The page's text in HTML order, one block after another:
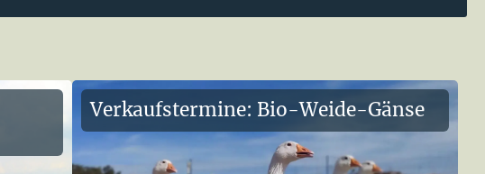
Verkaufstermine: Bio-Weide-Gänse